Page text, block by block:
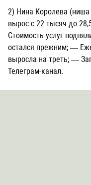
2) Нина Королева
вырос с 22 тысяч до
Стоимость услуг
остался прежним; —
выросла на треть; —
Телеграм-канал.